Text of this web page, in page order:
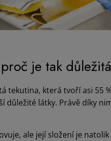
je tak
tekutina, která tvoří asi 55
důležité látky. Právě díky
ale její složení je